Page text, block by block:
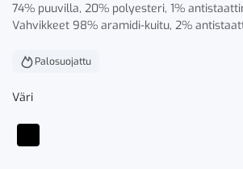
74% puuvilla, 20% polyesteri, 1%
Vahvikkeet 98% aramidi-kuitu, 2%
Palosuojattu
Väri